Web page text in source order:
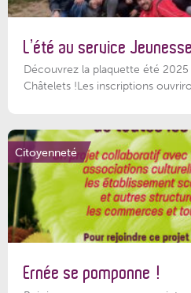
L’été au service
Découvrez la plaquette été 2025
Châtelets !Les inscriptions
Citoyenneté
Ernée se pomponne !